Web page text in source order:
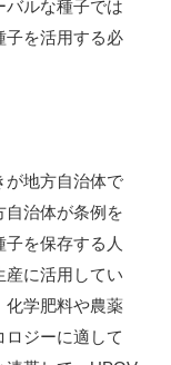
バルな種子では
子を活用する必
地方自治体で
自治体が条例を
を保存する人
産に活用してい
化学肥料や農薬
ジーに適して